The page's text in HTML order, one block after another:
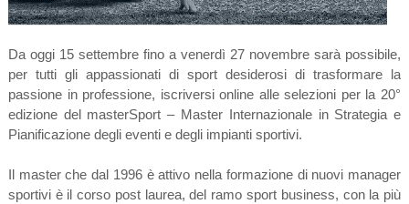
Da oggi 15 settembre fino a venerdì 27 novembre sarà possibile,
per tutti gli appassionati di sport desiderosi di trasformare la
passione in professione, iscriversi online alle selezioni per la 20°
edizione del masterSport – Master Internazionale in Strategia e
Pianificazione degli eventi e degli impianti sportivi.
Il master che dal 1996 è attivo nella formazione di nuovi manager
sportivi è il corso post laurea, del ramo sport business, con la più